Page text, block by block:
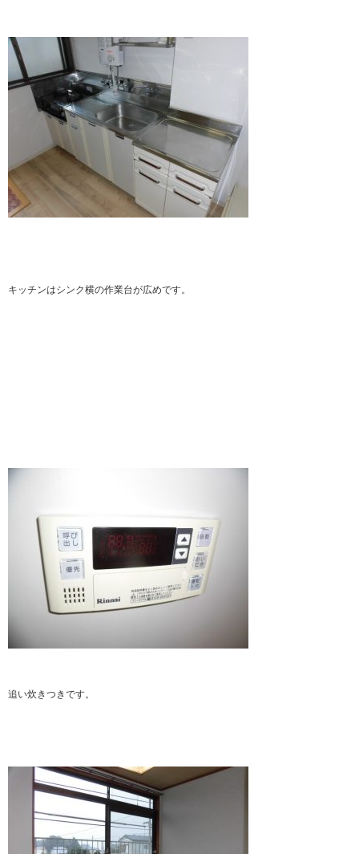
キッチンはシンク横の作業台が広めです。
追い炊きつきです。